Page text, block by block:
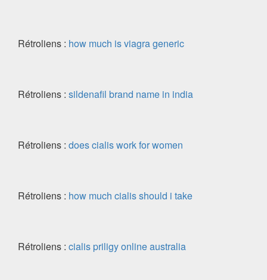
Rétroliens : how much is viagra generic
Rétroliens : sildenafil brand name in india
Rétroliens : does cialis work for women
Rétroliens : how much cialis should i take
Rétroliens : cialis priligy online australia